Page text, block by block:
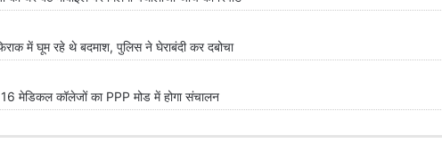
में घूम रहे थे बदमाश, पुलिस ने घेराबंदी कर दबोचा
मेडिकल कॉलेजों का PPP मोड में होगा संचालन